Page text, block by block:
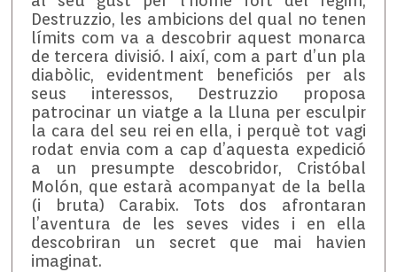
Destruzzio, les ambicions del qual no tenen
límits com va a descobrir aquest monarca
de tercera divisió. I així, com a part d’un pla
diabòlic, evidentment beneficiós per als
seus interessos, Destruzzio proposa
patrocinar un viatge a la Lluna per esculpir
la cara del seu rei en ella, i perquè tot vagi
rodat envia com a cap d’aquesta expedició
a un presumpte descobridor, Cristóbal
Molón, que estarà acompanyat de la bella
(i bruta) Carabix. Tots dos afrontaran
l’aventura de les seves vides i en ella
descobriran un secret que mai havien
imaginat.